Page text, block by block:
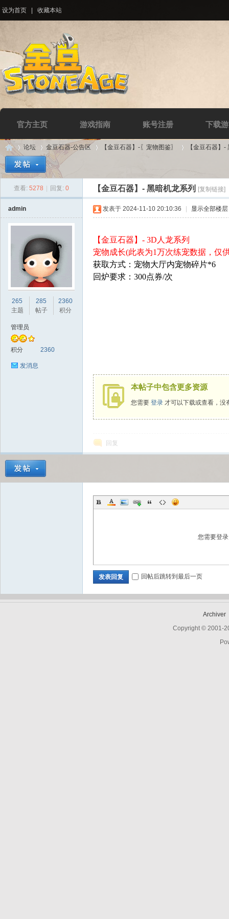
设为首页 收藏本站
官方主页 游戏指南 账号注册 下载
ar
»
论坛
›
金豆石器-公告区 【金豆石器】-〖宠物图鉴〗
›
【金豆石器】
查看: 5278 回复: 0 【金豆石器】- 黑暗机龙系列 [复制链接]
admin
265
主题
285
帖子
2360
积分
管理员
积分 2360
发消息
发表于 2024-11-10 20:10:36 显示全部楼层
【金豆石器】- 3D人龙系列
宠物成长(此表为1万次练宠数据，仅
获取方式：宠物大厅内宠物碎片*6
回炉要求：300点券/次
本帖子中包含更多资源
您需要 登录 才可以下载或查看，没
回复
您需要登
发表回复 回帖后跳转到最后一页
Archiver
Copyright © 2001-